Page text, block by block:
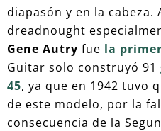
diapasón y en la cabeza.
dreadnought
Gene Autry fue la
Guitar solo construyó 91
45, ya que en 1942 tuvo
de este modelo, por la
consecuencia de la